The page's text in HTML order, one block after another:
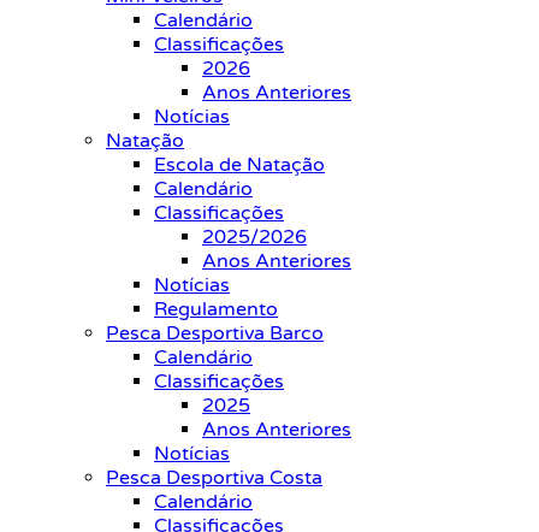
Calendário
Classificações
2026
Anos Anteriores
Notícias
Natação
Escola de Natação
Calendário
Classificações
2025/2026
Anos Anteriores
Notícias
Regulamento
Pesca Desportiva Barco
Calendário
Classificações
2025
Anos Anteriores
Notícias
Pesca Desportiva Costa
Calendário
Classificações